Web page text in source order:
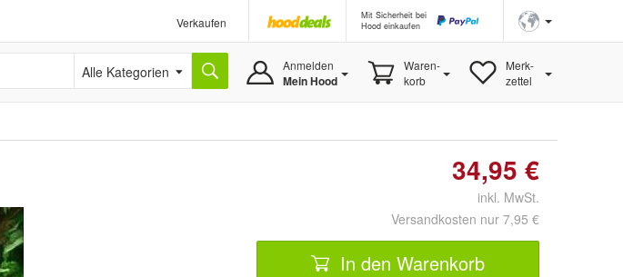
Verkaufen
Mit Sicherheit bei
Hood einkaufen
Alle Kategorien Anmelden
Mein Hood
Waren-
korb
Merk-
zettel
34,95 €
inkl. MwSt.
Versandkosten nur 7,95 €
In den Warenkorb